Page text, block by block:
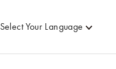
Select Your Language